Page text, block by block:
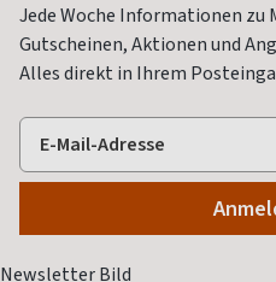
Jede Woche Informationen zu
Gutscheinen, Aktionen und
Alles direkt in Ihrem